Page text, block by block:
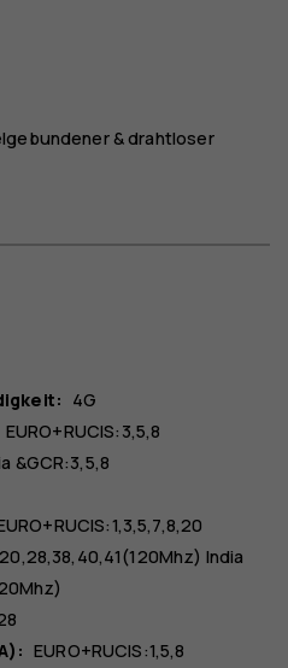
& drahtloser
4G
EURO+RUCIS:3,5,8
&GCR:3,5,8
India
EURO+RUCIS:1,5,8